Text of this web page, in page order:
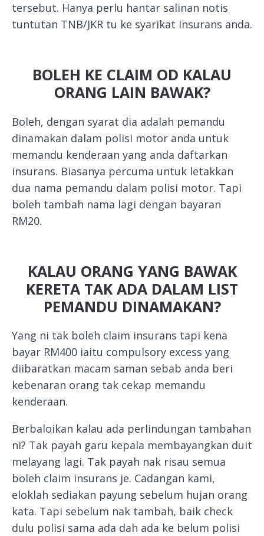
tersebut. Hanya perlu hantar salinan notis
tuntutan TNB/JKR tu ke syarikat insurans anda.
BOLEH KE CLAIM OD KALAU
ORANG LAIN BAWAK?
Boleh, dengan syarat dia adalah pemandu
dinamakan dalam polisi motor anda untuk
memandu kenderaan yang anda daftarkan
insurans. Biasanya percuma untuk letakkan
dua nama pemandu dalam polisi motor. Tapi
boleh tambah nama lagi dengan bayaran
RM20.
KALAU ORANG YANG BAWAK
KERETA TAK ADA DALAM LIST
PEMANDU DINAMAKAN?
Yang ni tak boleh claim insurans tapi kena
bayar RM400 iaitu compulsory excess yang
diibaratkan macam saman sebab anda beri
kebenaran orang tak cekap memandu
kenderaan.
Berbaloikan kalau ada perlindungan tambahan
ni? Tak payah garu kepala membayangkan duit
melayang lagi. Tak payah nak risau semua
boleh claim insurans je. Cadangan kami,
eloklah sediakan payung sebelum hujan orang
kata. Tapi sebelum nak tambah, baik check
dulu polisi sama ada dah ada ke belum polisi